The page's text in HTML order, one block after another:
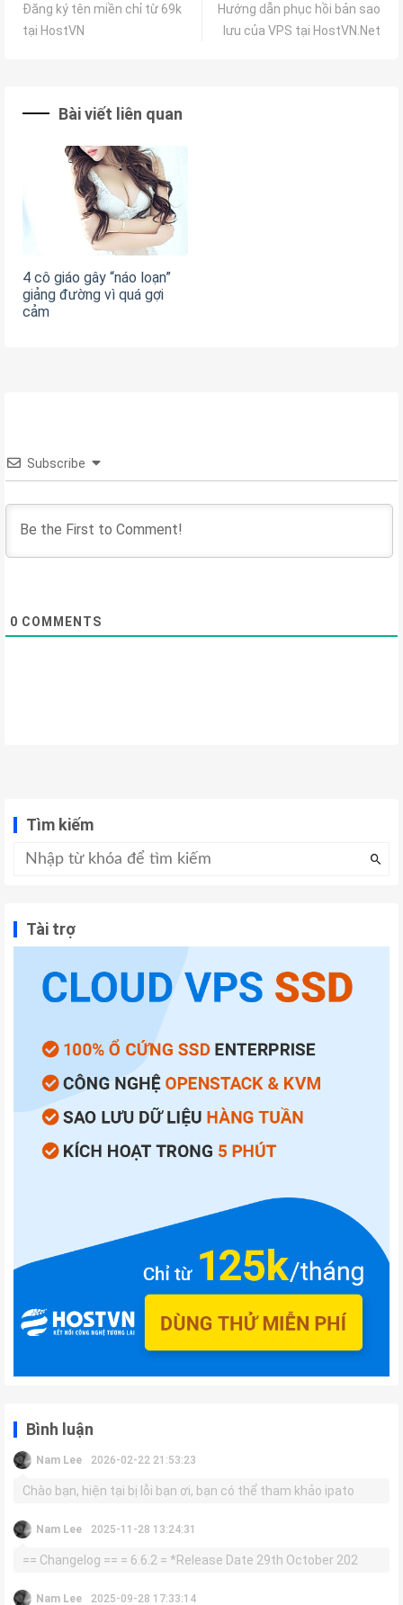
Đăng ký tên miền chỉ từ 69k
tại HostVN
Hướng dẫn phục hồi bản sao
lưu của VPS tại HostVN.Net
Bài viết liên quan
4 cô giáo gây “náo loạn”
giảng đường vì quá gợi
cảm
Subscribe
0 COMMENTS
Tìm kiếm
Tài trợ
Bình luận
Nam Lee 2026-02-22 21:53:23
Chào bạn, hiện tại bị lỗi bạn ơi, bạn có thể tham khảo ipato
Nam Lee 2025-11-28 13:24:31
== Changelog == = 6.6.2 = *Release Date 29th October 202
Nam Lee 2025-09-28 17:33:14